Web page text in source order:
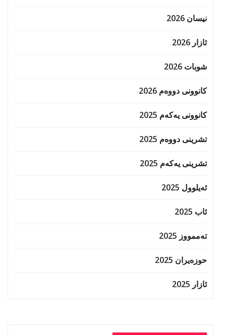
نیسان 2026
ئازار 2026
شوبات 2026
کانوونی دووەم 2026
کانوونی یەکەم 2025
تشرینی دووەم 2025
تشرینی یەکەم 2025
ئەیلوول 2025
ئاب 2025
تەممووز 2025
حوزه‌یران 2025
ئازار 2025